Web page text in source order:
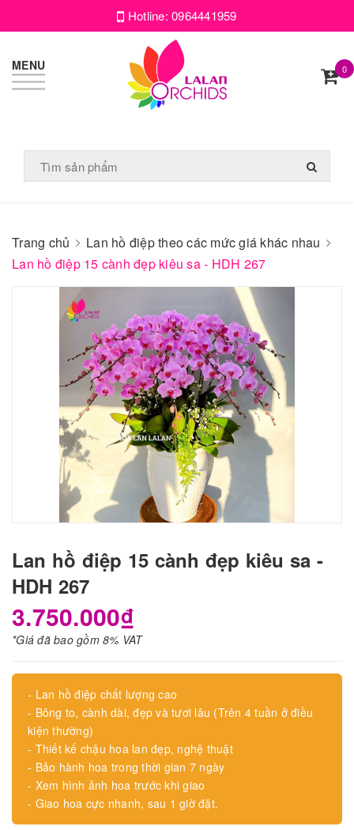
Hotline:0964441959
MENU 0
Trang chủ
Lan hồ điệp theo các mức giá khác nhau
Lan hồ điệp 15 cành đẹp kiêu sa - HDH 267
Lan hồ điệp 15 cành đẹp kiêu sa -
HDH 267
3.750.000₫
*Giá đã bao gồm 8% VAT
- Lan hồ điệp chất lượng cao
- Bông to, cành dài, đẹp và tươi lâu (Trên 4 tuần ở điều
kiện thường)
- Thiết kế chậu hoa lan đẹp, nghệ thuật
- Bảo hành hoa trong thời gian 7 ngày
- Xem hình ảnh hoa trước khi giao
- Giao hoa cực nhanh, sau 1 giờ đặt.